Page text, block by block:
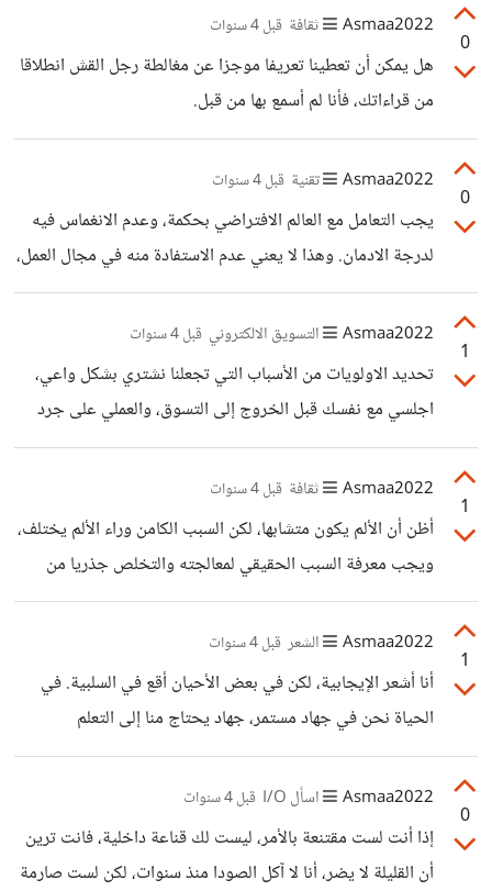
وسينعكس على شخصيته مستقبلا. أظن أن جزءا من مشاكلنا
اليوم كبالغين، تكمن في أننا لم نتعلم أساسيات وعادات النجاح
ونحن صغار. كثيرا ما أصادف بعض الشباب العاطل، الذي يتذمر
ويحصل
0
Asmaa2022 ثقافة قبل 4 سنوات
هل يمكن أن تعطينا تعريفا موجزا عن مغالطة رجل القش انطلاقا
من قراءاتك، فأنا لم أسمع بها من قبل.
0
Asmaa2022 تقنية قبل 4 سنوات
يجب التعامل مع العالم الافتراضي بحكمة، وعدم الانغماس فيه
لدرجة الادمان. وهذا لا يعني عدم الاستفادة منه في مجال العمل،
لكن لا يمكن تكريس مبدأ المشاعر الإفتراضية، أو العمل على
تطويره، المشاكل الواقعية تحل في الواقع، وليس في العالم
الافتراضي. حتى وان كان هذا ما يحصل، فإن هذا يعتبر من
السلبيات التي لا يجب تشجيعها أو تبريرها. المعادلة هي استعمال
العالم الافتراضي بالقدر المعقول والمفيد وعدم الانغماس فيه
1
Asmaa2022 التسويق الالكتروني قبل 4 سنوات
تحديد الاولويات من الأسباب التي تجعلنا نشتري بشكل واعي،
اجلسي مع نفسك قبل الخروج إلى التسوق، والعملي على جرد
الضروريات التي تحتاجينها، هذا الشيء يجعلك أكثر وعيا في
اتخاذ قرارات الشراء، فما لا يوجد باللائحة لن تقومي بشرائه.
1
Asmaa2022 ثقافة قبل 4 سنوات
أظن أن الألم يكون متشابها، لكن السبب الكامن وراء الألم يختلف،
ويجب معرفة السبب الحقيقي لمعالجته والتخلص جذريا من
الألم.
1
Asmaa2022 الشعر قبل 4 سنوات
أنا أشعر الإيجابية، لكن في بعض الأحيان أقع في السلبية. في
الحياة نحن في جهاد مستمر، جهاد يحتاج منا إلى التعلم
والتطوير المستمر لكي نستطيع أن نجاهد بحق في أنفسنا.
بالنسبة لي مع التقدم في السن وتجارب الحياة، فقدت بعضا من
سلبيتي و وبعض من إيجابتي في آن واحد، وأصبحت بين الاثنين
أكثر واقعية، فالاوقات السلبية نسبية، والاوقات السعيدة نسبية، لا
0
Asmaa2022 اسأل I/O قبل 4 سنوات
إذا أنت لست مقتنعة بالأمر، ليست لك قناعة داخلية، فانت ترين
أن القليلة لا يضر، أنا لا آكل الصودا منذ سنوات، لكن لست صارمة